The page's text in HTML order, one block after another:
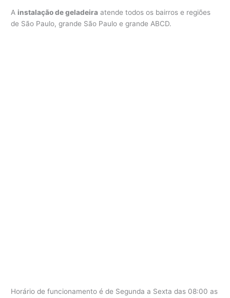
A instalação de geladeira atende todos os bairros e regiões
de São Paulo, grande São Paulo e grande ABCD.
Horário de funcionamento é de Segunda a Sexta das 08:00 as